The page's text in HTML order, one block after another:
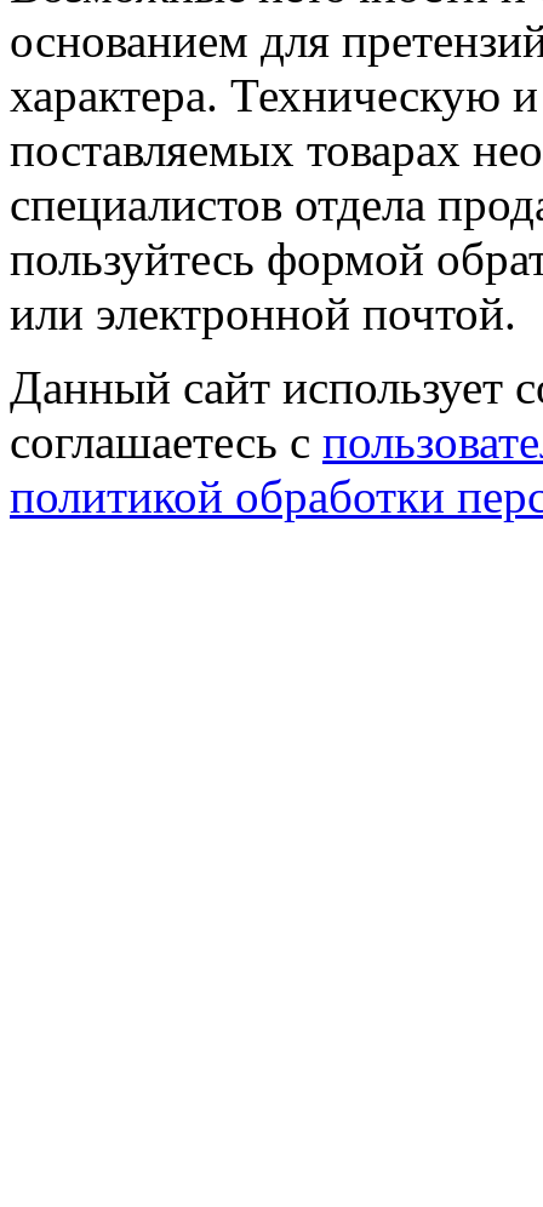
основанием для
характера.
поставляемых товарах
специалистов отдела
пользуйтесь формой
или электронной почтой.
Данный сайт использует
соглашаетесь с
политикой обработки